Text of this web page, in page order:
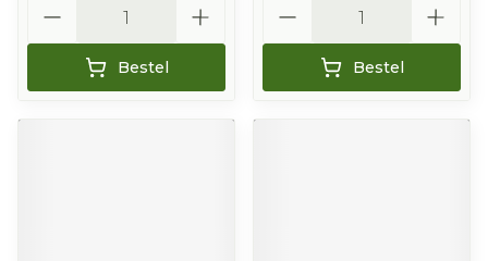
Bestel Bestel